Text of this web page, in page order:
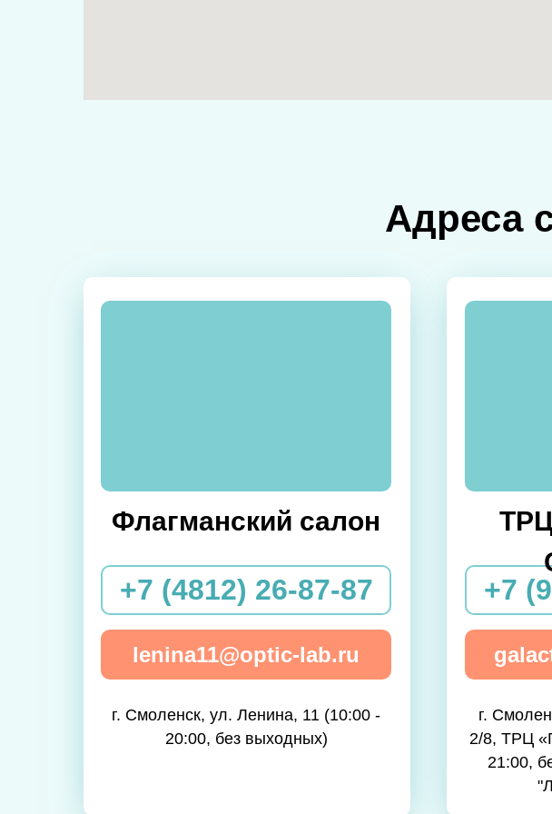
Адреса
г. Смоленск, ул. Ленина, 11 (10:00 -
20:00, без выходных)
Флагманский салон
+7 (4812) 26-87-87
lenina11@optic-lab.ru
+7
ТРЦ
г.
2/8, ТРЦ
21:00,